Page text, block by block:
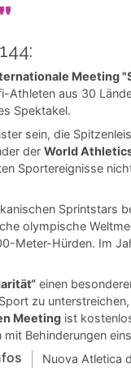
Meeting
Athleten aus 30
Spektakel.
sein, die
der World
Sportereignisse
Sprintstars
olympische
Meter-Hürden. Im
einen
zu
Meeting ist
Behinderungen
Nuova Atletica